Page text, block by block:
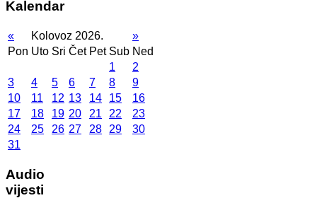
Kalendar
« Kolovoz 2026.
»
Pon Uto Sri Čet Pet Sub Ned
1
2
3
4 5 6 7 8
9
10
11 12 13 14 15
16
17
18 19 20 21 22
23
24
25 26 27 28 29
30
31
Audio
vijesti